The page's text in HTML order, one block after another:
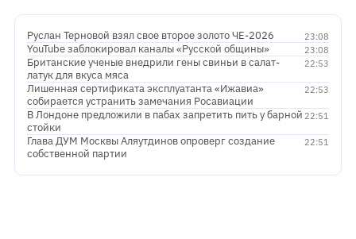
23:08
Руслан Терновой взял свое второе золото ЧЕ-2026
23:08
YouTube заблокировал каналы «Русской общины»
22:53
Британские ученые внедрили гены свиньи в салат-
латук для вкуса мяса
22:53
Лишенная сертификата эксплуатанта «Ижавиа»
собирается устранить замечания Росавиации
22:51
В Лондоне предложили в пабах запретить пить у барной
стойки
22:51
Глава ДУМ Москвы Аляутдинов опроверг создание
собственной партии